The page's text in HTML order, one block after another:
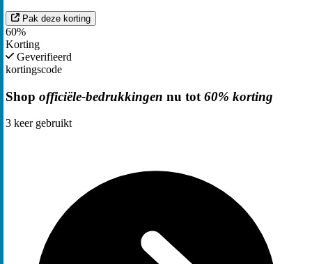
Pak deze korting
60%
Korting
Geverifieerd
kortingscode
Shop officiële-bedrukkingen nu tot 60% korting
3 keer gebruikt